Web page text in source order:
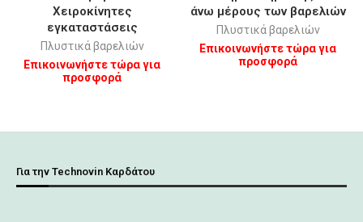
Χειροκίνητες
εγκαταστάσεις
Πλυστικά βαρελιών
Επικοινωνήστε τώρα για
προσφορά
άνω μέρους των βαρελιών
Πλυστικά βαρελιών
Επικοινωνήστε τώρα για
προσφορά
Για την Technovin Καρδάτου